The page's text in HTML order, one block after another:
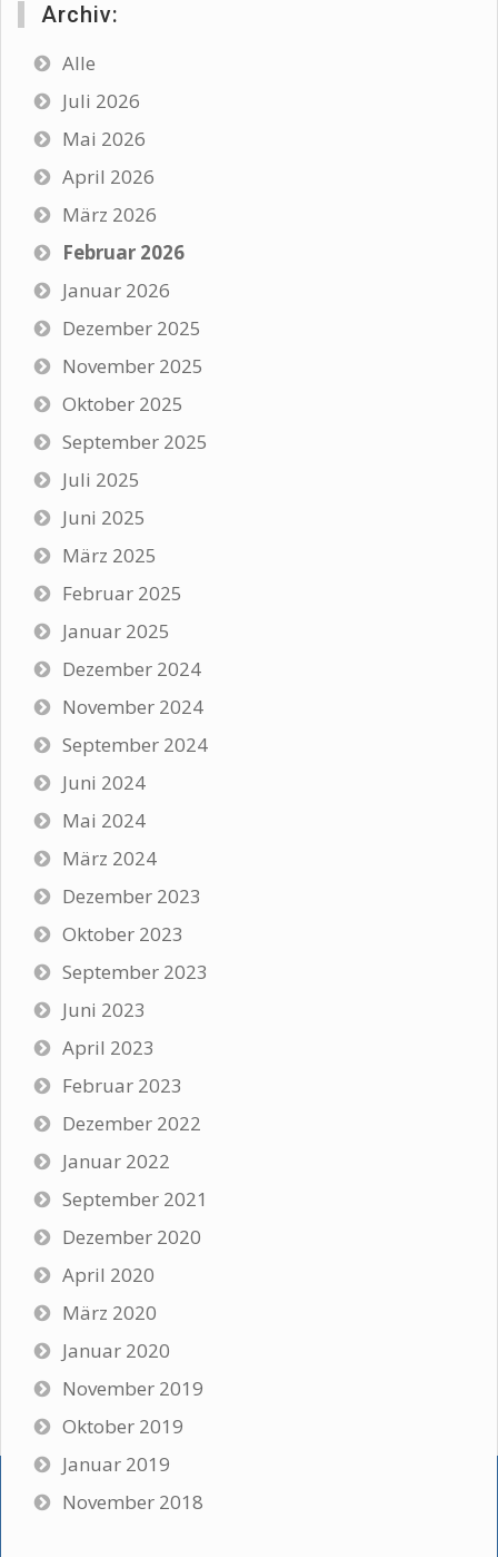
Archiv:
Alle
Juli 2026
Mai 2026
April 2026
März 2026
Februar 2026
Januar 2026
Dezember 2025
November 2025
Oktober 2025
September 2025
Juli 2025
Juni 2025
März 2025
Februar 2025
Januar 2025
Dezember 2024
November 2024
September 2024
Juni 2024
Mai 2024
März 2024
Dezember 2023
Oktober 2023
September 2023
Juni 2023
April 2023
Februar 2023
Dezember 2022
Januar 2022
September 2021
Dezember 2020
April 2020
März 2020
Januar 2020
November 2019
Oktober 2019
Januar 2019
November 2018